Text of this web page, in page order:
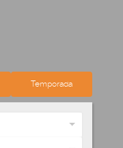
Temporada